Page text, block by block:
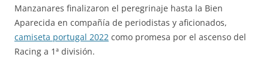
Manzanares finalizaron el peregrinaje hasta la Bien
Aparecida en compañía de periodistas y aficionados,
camiseta portugal 2022 como promesa por el ascenso del
Racing a 1ª división.